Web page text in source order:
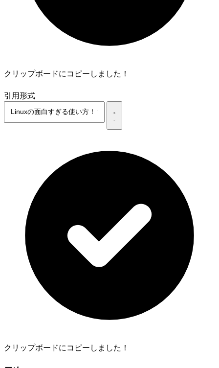
クリップボードにコピーしました！
引用形式
クリップボードにコピーしました！